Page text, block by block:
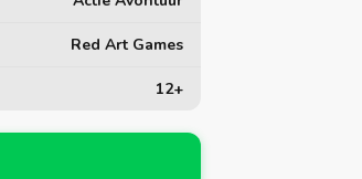
Red Art Games
12+